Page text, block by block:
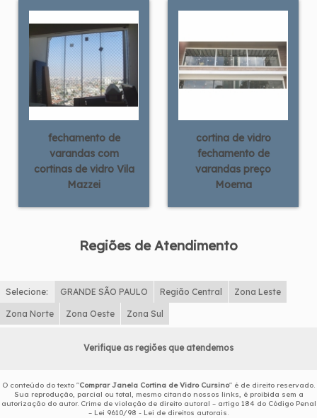
fechamento de
varandas com
cortinas de vidro Vila
Mazzei
cortina de vidro
fechamento de
varandas preço
Moema
Regiões de Atendimento
Selecione: GRANDE SÃO PAULO Região Central Zona Leste
Zona Norte Zona Oeste Zona Sul
Verifique as regiões que atendemos
O conteúdo do texto "Comprar Janela Cortina de Vidro Cursino" é de direito reservado.
Sua reprodução, parcial ou total, mesmo citando nossos links, é proibida sem a
autorização do autor. Crime de violação de direito autoral – artigo 184 do Código Penal
– Lei 9610/98 - Lei de direitos autorais.